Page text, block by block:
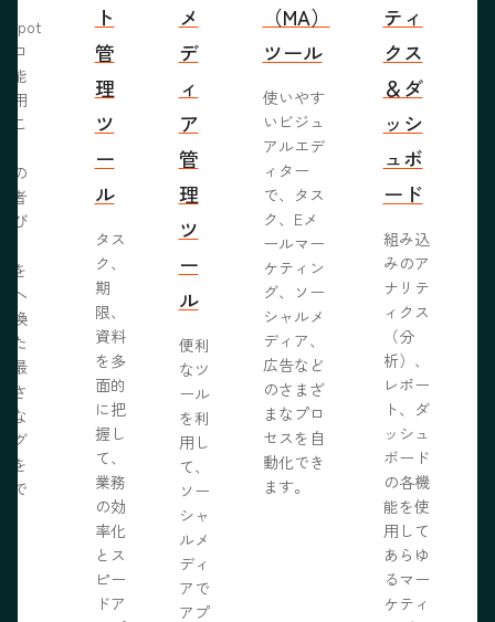
ロ
能
用
こ
の
者
び
を
へ
換
た
最
さ
な
グ
を
で
ト
管
理
ツ
ー
ル
タス
ク、
期
限、
資料
を多
面的
に把
握し
て、
業務
の効
率化
とス
ピー
ドア
メ
デ
ィ
ア
管
理
ツ
ー
ル
便利
なツ
ール
を利
用し
て、
ソー
シャ
ルメ
ディ
アで
アプ
（MA）
ツール
使いやす
いビジュ
アルエデ
ィター
で、タス
ク、Eメ
ールマー
ケティン
グ、ソー
シャルメ
ディア、
広告など
のさまざ
まなプロ
セスを自
動化でき
ます。
ティ
クス
＆ダ
ッシ
ュボ
ード
組み込
みのア
ナリテ
ィクス
（分
析）、
レポー
ト、ダ
ッシュ
ボード
の各機
能を使
用して
あらゆ
るマー
ケティ